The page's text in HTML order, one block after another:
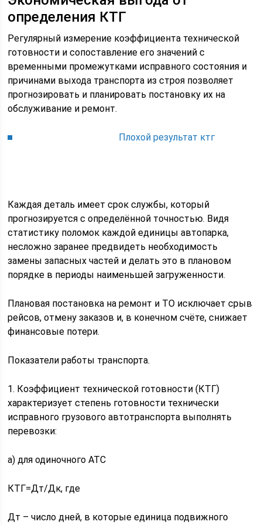
определения КТГ
Регулярный измерение коэффициента технической
готовности и сопоставление его значений с
временными промежутками исправного состояния и
причинами выхода транспорта из строя позволяет
прогнозировать и планировать постановку их на
обслуживание и ремонт.
Плохой результат ктг
Каждая деталь имеет срок службы, который
прогнозируется с определённой точностью. Видя
статистику поломок каждой единицы автопарка,
несложно заранее предвидеть необходимость
замены запасных частей и делать это в плановом
порядке в периоды наименьшей загруженности.
Плановая постановка на ремонт и ТО исключает срыв
рейсов, отмену заказов и, в конечном счёте, снижает
финансовые потери.
Показатели работы транспорта.
1. Коэффициент технической готовности (КТГ)
характеризует степень готовности технически
исправного грузового автотранспорта выполнять
перевозки:
а) для одиночного АТС
КТГ=Дт/Дк, где
Дт – число дней, в которые единица подвижного